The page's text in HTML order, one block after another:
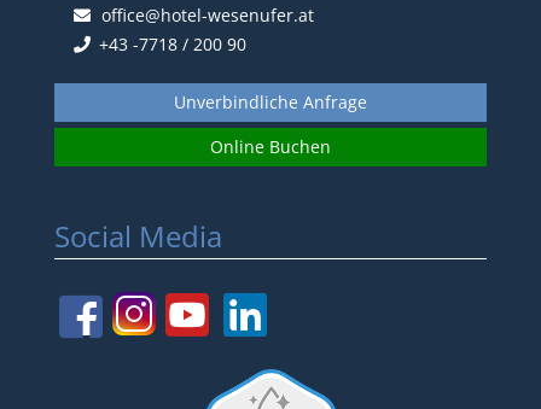
office@hotel-wesenufer.at
+43 -7718 / 200 90
Unverbindliche Anfrage
Online Buchen
Social Media